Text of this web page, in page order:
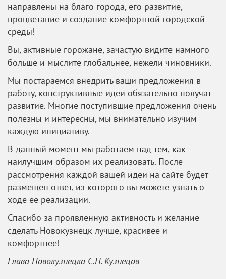
направлены на благо города, его развитие,
процветание и создание комфортной городской
среды!
Вы, активные горожане, зачастую видите намного
больше и мыслите глобальнее, нежели чиновники.
Мы постараемся внедрить ваши предложения в
работу, конструктивные идеи обязательно получат
развитие. Многие поступившие предложения очень
полезны и интересны, мы внимательно изучим
каждую инициативу.
В данный момент мы работаем над тем, как
наилучшим образом их реализовать. После
рассмотрения каждой вашей идеи на сайте будет
размещен ответ, из которого вы можете узнать о
ходе ее реализации.
Спасибо за проявленную активность и желание
сделать Новокузнецк лучше, красивее и
комфортнее!
Глава Новокузнецка С.Н. Кузнецов